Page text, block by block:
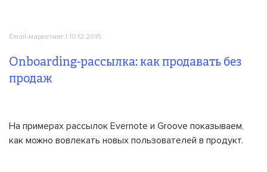
Email-маркетинг | 10.12.2015
Onboarding-рассылка: как продавать без
продаж
На примерах рассылок Evernote и Groove показываем,
как можно вовлекать новых пользователей в продукт.